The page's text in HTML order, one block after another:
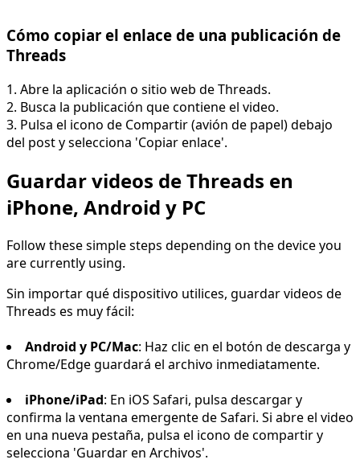
Cómo copiar el enlace de una publicación de
Threads
1. Abre la aplicación o sitio web de Threads.
2. Busca la publicación que contiene el video.
3. Pulsa el icono de Compartir (avión de papel) debajo
del post y selecciona 'Copiar enlace'.
Guardar videos de Threads en
iPhone, Android y PC
Follow these simple steps depending on the device you
are currently using.
Sin importar qué dispositivo utilices, guardar videos de
Threads es muy fácil:
Android y PC/Mac: Haz clic en el botón de descarga y
Chrome/Edge guardará el archivo inmediatamente.
iPhone/iPad: En iOS Safari, pulsa descargar y
confirma la ventana emergente de Safari. Si abre el video
en una nueva pestaña, pulsa el icono de compartir y
selecciona 'Guardar en Archivos'.